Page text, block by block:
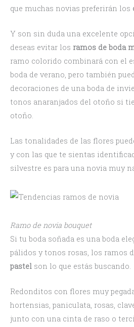
que muchas novias preferirán los
Y son sin duda una excelente
deseas evitar los ramos de boda
ramo colorido combinará con el
boda de verano, pero también
decoraciones de una boda de
tonos anaranjados del otoño si
otoño.
Las tonalidades de las flores
y con las que te sientas
silvestre es para una novia muy
Ramo de novia bouquet
Si tu boda soñada es una boda
pálidos y tonos rosas, los ramos
pastel son lo que estás buscando.
Redonditos con flores muy
hortensias, paniculata, rosas,
junto con una cinta de raso o